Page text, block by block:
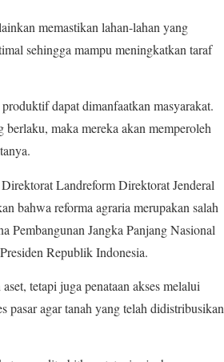
memastikan lahan-lahan yang
sehingga mampu meningkatkan taraf
dapat dimanfaatkan masyarakat.
maka mereka akan memperoleh
Landreform Direktorat Jenderal
bahwa reforma agraria merupakan salah
Pembangunan Jangka Panjang Nasional
Republik Indonesia.
tetapi juga penataan akses melalui
pasar agar tanah yang telah didistribusikan